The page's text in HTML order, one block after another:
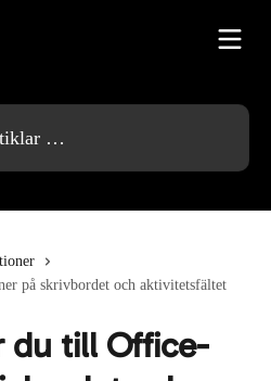
på skrivbordet och aktivitetsfältet
du till Office-